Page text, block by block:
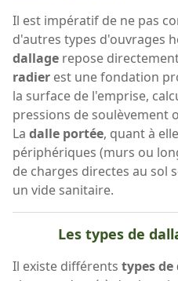
Il est impératif de ne pas
d'autres types d'ouvrages
dallage repose
radier est une fondation
la surface de l'emprise,
pressions de soulèvement
La dalle portée, quant à
périphériques (murs ou
de charges directes au sol
un vide sanitaire.
Les types de
Il existe différents types